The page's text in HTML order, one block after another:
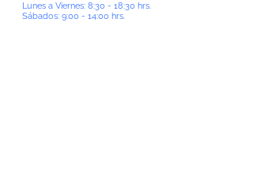
Lunes a Viernes: 8:30 - 18:30 hrs.
Sábados: 9:00 - 14:00 hrs.